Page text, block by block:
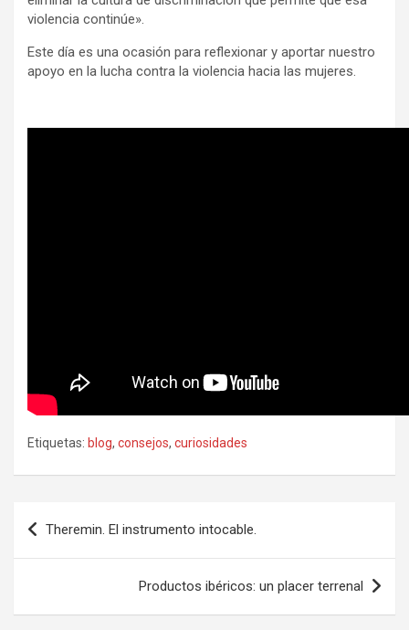
violencia continúe».
Este día es una ocasión para reflexionar y aportar nuestro
apoyo en la lucha contra la violencia hacia las mujeres.
Etiquetas: blog, consejos, curiosidades
Navegación
de
Theremin. El instrumento intocable.
Productos ibéricos: un placer terrenal